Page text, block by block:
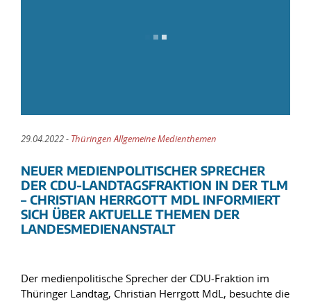
29.04.2022 - Thüringen Allgemeine Medienthemen
NEUER MEDIENPOLITISCHER SPRECHER
DER CDU-LANDTAGSFRAKTION IN DER TLM
– CHRISTIAN HERRGOTT MDL INFORMIERT
SICH ÜBER AKTUELLE THEMEN DER
LANDESMEDIENANSTALT
Der medienpolitische Sprecher der CDU-Fraktion im
Thüringer Landtag, Christian Herrgott MdL, besuchte die